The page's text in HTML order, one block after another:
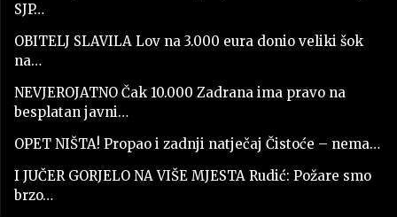
SJP…
OBITELJ SLAVILA Lov na 3.000 eura donio veliki šok
na…
NEVJEROJATNO Čak 10.000 Zadrana ima pravo na
besplatan javni…
OPET NIŠTA! Propao i zadnji natječaj Čistoće – nema…
I JUČER GORJELO NA VIŠE MJESTA Rudić: Požare smo
brzo…